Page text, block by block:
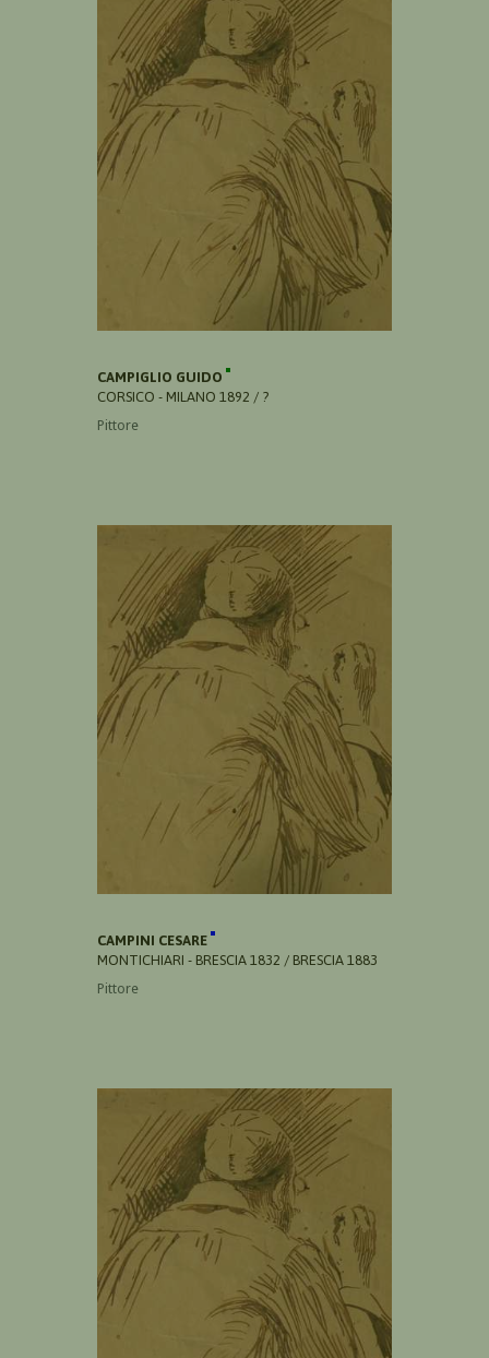
CAMPIGLIO GUIDO
CORSICO - MILANO 1892 / ?
Pittore
CAMPINI CESARE
MONTICHIARI - BRESCIA 1832 / BRESCIA 1883
Pittore